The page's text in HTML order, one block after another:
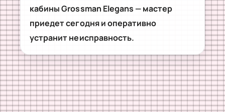
кабины Grossman Elegans — мастер
приедет сегодня и оперативно
устранит неисправность.